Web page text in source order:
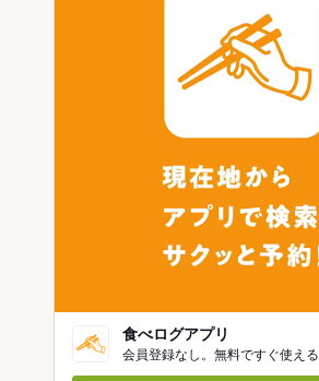
食べログアプリ
会員登録なし。無料ですぐ使える